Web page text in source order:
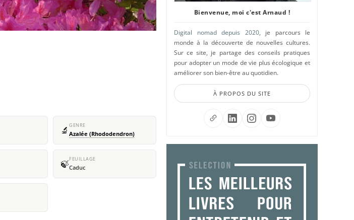
🔬 GENRE
Azalée (Rhododendron)
🍃FEUILLAGE
Caduc
Bienvenue, moi c'est Arnaud !
Digital nomad depuis 2020, je parcours le
monde à la découverte de nouvelles cultures.
Sur ce site, je partage des conseils pratiques
pour adopter un mode de vie plus écologique et
améliorer son bien-être au quotidien.
À PROPOS DU SITE